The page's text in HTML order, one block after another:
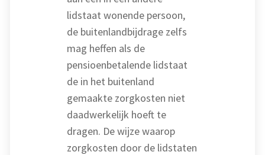
lidstaat wonende persoon,
de buitenlandbijdrage zelfs
mag heffen als de
pensioenbetalende lidstaat
de in het buitenland
gemaakte zorgkosten niet
daadwerkelijk hoeft te
dragen. De wijze waarop
zorgkosten door de lidstaten